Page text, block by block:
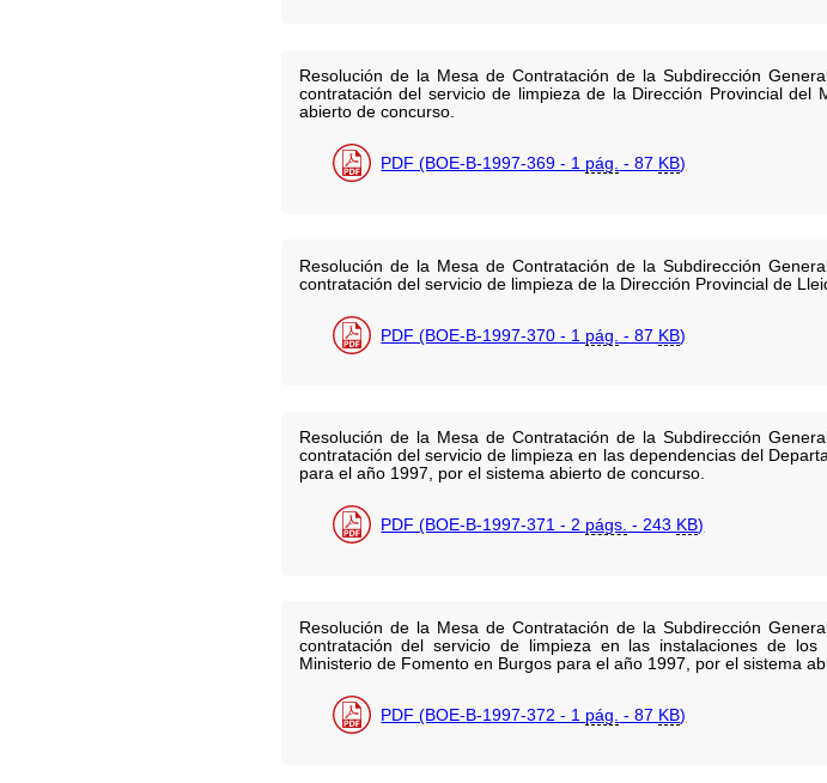
Resolución de la Mesa de Contratación de la Subdirección
contratación del servicio de limpieza de la Dirección Provincial
abierto de concurso.
PDF (BOE-B-1997-369 - 1 pág. - 87 KB)
Resolución de la Mesa de Contratación de la Subdirección
contratación del servicio de limpieza de la Dirección Provincial de
PDF (BOE-B-1997-370 - 1 pág. - 87 KB)
Resolución de la Mesa de Contratación de la Subdirección
contratación del servicio de limpieza en las dependencias del
para el año 1997, por el sistema abierto de concurso.
PDF (BOE-B-1997-371 - 2 págs. - 243 KB)
Resolución de la Mesa de Contratación de la Subdirección
contratación del servicio de limpieza en las instalaciones de
Ministerio de Fomento en Burgos para el año 1997, por el sistema
PDF (BOE-B-1997-372 - 1 pág. - 87 KB)